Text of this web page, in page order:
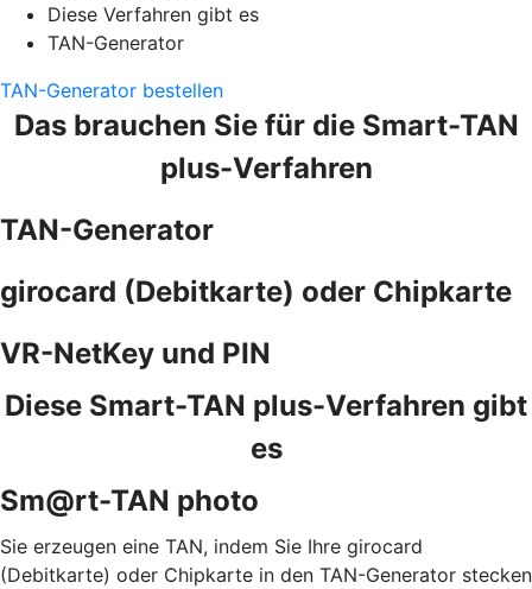
Diese Verfahren gibt es
TAN-Generator
TAN-Generator bestellen
Das brauchen Sie für die Smart-TAN
plus-Verfahren
TAN-Generator
girocard (Debitkarte) oder Chipkarte
VR-NetKey und PIN
Diese Smart-TAN plus-Verfahren gibt
es
Sm@rt-TAN photo
Sie erzeugen eine TAN, indem Sie Ihre girocard
(Debitkarte) oder Chipkarte in den TAN-Generator stecken